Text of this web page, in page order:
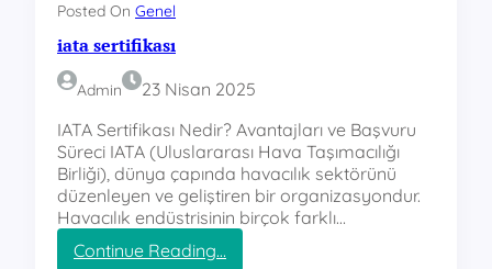
Posted On Genel
iata sertifikası
Admin
23 Nisan 2025
IATA Sertifikası Nedir? Avantajları ve Başvuru
Süreci IATA (Uluslararası Hava Taşımacılığı
Birliği), dünya çapında havacılık sektörünü
düzenleyen ve geliştiren bir organizasyondur.
Havacılık endüstrisinin birçok farklı…
Continue Reading…